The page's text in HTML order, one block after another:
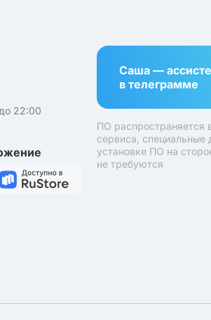
22:00
Саша —
в телеграмме
ПО распространяется
сервиса, специальные
установке ПО на
не требуются